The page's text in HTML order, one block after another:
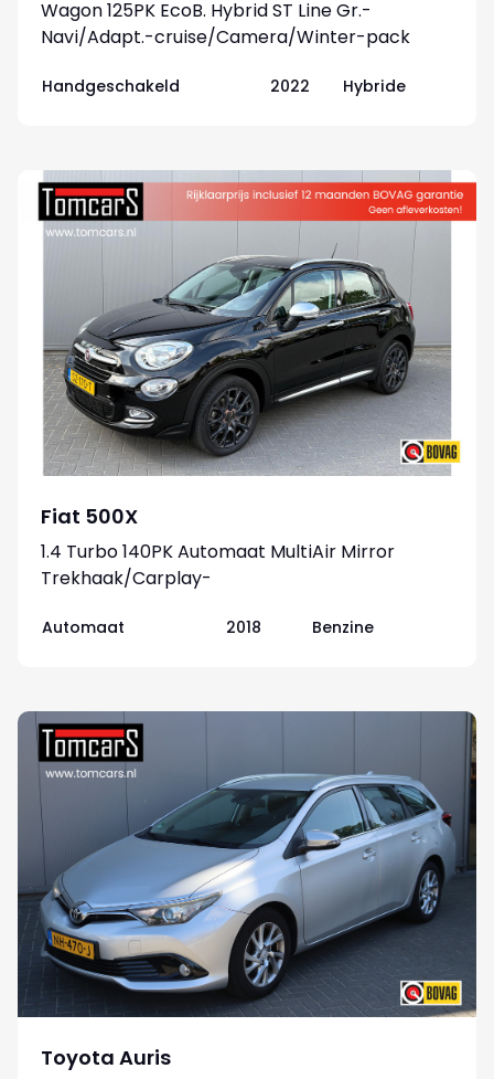
Wagon 125PK EcoB. Hybrid ST Line Gr.-
Navi/Adapt.-cruise/Camera/Winter-pack
Handgeschakeld 2022 Hybride
Fiat 500X
1.4 Turbo 140PK Automaat MultiAir Mirror
Trekhaak/Carplay-
Automaat 2018 Benzine
Toyota Auris